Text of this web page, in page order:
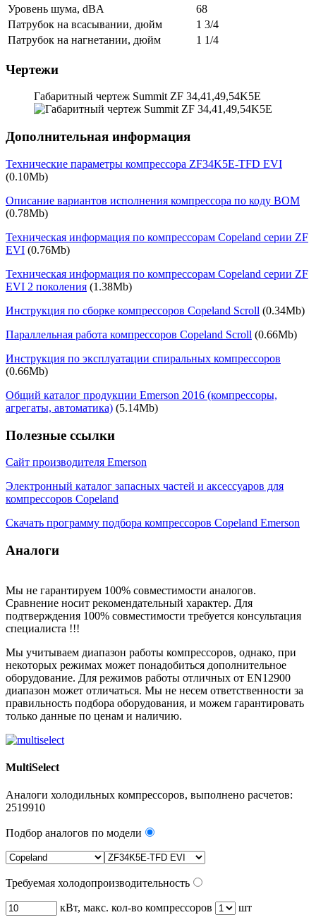
Уровень шума, dBA
68
Патрубок на всасывании, дюйм
1 3/4
Патрубок на нагнетании, дюйм
1 1/4
Чертежи
Габаритный чертеж Summit ZF 34,41,49,54K5E
Дополнительная информация
Технические параметры компрессора ZF34K5E-TFD EVI
(0.10Mb)
Описание вариантов исполнения компрессора по коду BOM
(0.78Mb)
Техническая информация по компрессорам Copeland серии ZF
EVI (0.76Mb)
Техническая информация по компрессорам Copeland серии ZF
EVI 2 поколения (1.38Mb)
Инструкция по сборке компрессоров Copeland Scroll (0.34Mb)
Параллельная работа компрессоров Copeland Scroll (0.66Mb)
Инструкция по эксплуатации спиральных компрессоров
(0.66Mb)
Общий каталог продукции Emerson 2016 (компрессоры,
агрегаты, автоматика) (5.14Mb)
Полезные ссылки
Сайт производителя Emerson
Электронный каталог запасных частей и аксессуаров для
компрессоров Copeland
Скачать программу подбора компрессоров Copeland Emerson
Аналоги
Мы не гарантируем 100% совместимости аналогов.
Сравнение носит рекомендательный характер. Для
подтверждения 100% совместимости требуется консультация
специалиста !!!
Мы учитываем диапазон работы компрессоров, однако, при
некоторых режимах может понадобиться дополнительное
оборудование. Для режимов работы отличных от EN12900
диапазон может отличаться. Мы не несем ответственности за
правильность подбора оборудования, и можем гарантировать
только данные по ценам и наличию.
MultiSelect
Аналоги холодильных компрессоров, выполнено расчетов:
2519910
Подбор аналогов по модели
Требуемая холодопроизводительность
кВт, макс. кол-во компрессоров шт